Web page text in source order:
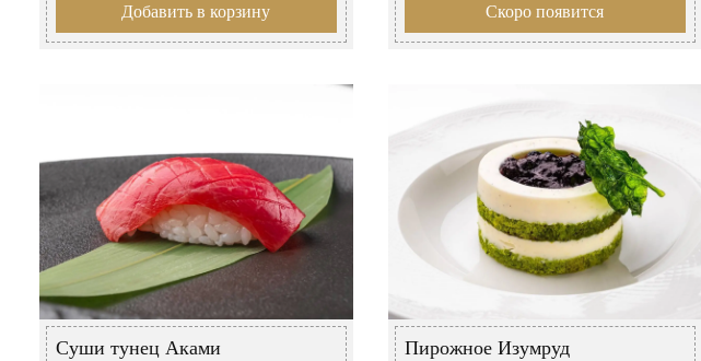
Добавить в корзину Скоро появится
Суши тунец Аками Пирожное Изумруд